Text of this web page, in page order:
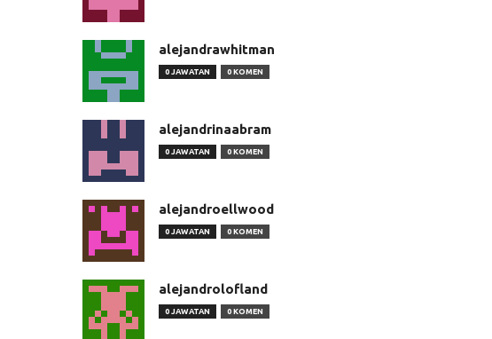
alejandrawhitman
0 JAWATAN 0 KOMEN
alejandrinaabram
0 JAWATAN 0 KOMEN
alejandroellwood
0 JAWATAN 0 KOMEN
alejandrolofland
0 JAWATAN 0 KOMEN